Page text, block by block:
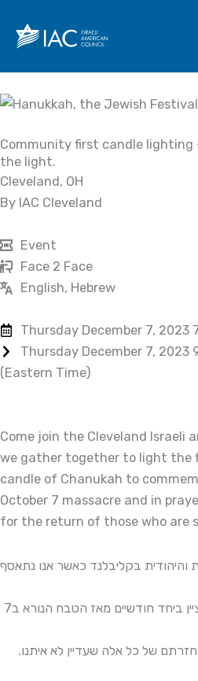
content
Community first candle lighting
the light.
Cleveland, OH
By IAC Cleveland
Event
Face 2 Face
English, Hebrew
Thursday December 7, 2023
Thursday December 7, 2023
(Eastern Time)
Come join the Cleveland Israeli
we gather together to light the
candle of Chanukah to
October 7 massacre and in
for the return of those who are
והיהודית בקליבלנד כאשר אנו נתאסף
להדליק נר ראשון של חנוכה ולציין ביחד חודשיים מאז הטבח הנורא ב7
של כל אלה שעדיין לא איתנו.